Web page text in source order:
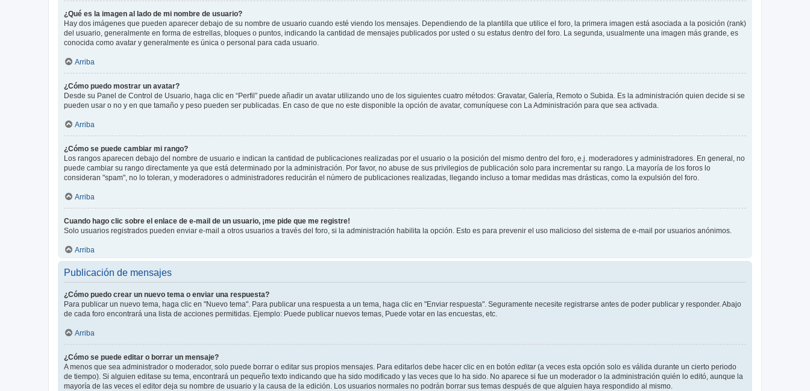
¿Qué es la imagen al lado de mi nombre de usuario?
Hay dos imágenes que pueden aparecer debajo de su nombre de usuario cuando esté viendo los mensajes. Dependiendo de la plantilla que utilice el foro, la primera imagen está asociada a la posición (rank)
del usuario, generalmente en forma de estrellas, bloques o puntos, indicando la cantidad de mensajes publicados por usted o su estatus dentro del foro. La segunda, usualmente una imagen más grande, es
conocida como avatar y generalmente es única o personal para cada usuario.
Arriba
¿Cómo puedo mostrar un avatar?
Desde su Panel de Control de Usuario, haga clic en “Perfil” puede añadir un avatar utilizando uno de los siguientes cuatro métodos: Gravatar, Galería, Remoto o Subida. Es la administración quien decide si se
pueden usar o no y en que tamaño y peso pueden ser publicadas. En caso de que no este disponible la opción de avatar, comuníquese con La Administración para que sea activada.
Arriba
¿Cómo se puede cambiar mi rango?
Los rangos aparecen debajo del nombre de usuario e indican la cantidad de publicaciones realizadas por el usuario o la posición del mismo dentro del foro, e.j. moderadores y administradores. En general, no
puede cambiar su rango directamente ya que está determinado por la administración. Por favor, no abuse de sus privilegios de publicación solo para incrementar su rango. La mayoría de los foros lo
consideran "spam", no lo toleran, y moderadores o administradores reducirán el número de publicaciones realizadas, llegando incluso a tomar medidas mas drásticas, como la expulsión del foro.
Arriba
Cuando hago clic sobre el enlace de e-mail de un usuario, ¡me pide que me registre!
Solo usuarios registrados pueden enviar e-mail a otros usuarios a través del foro, si la administración habilita la opción. Esto es para prevenir el uso malicioso del sistema de e-mail por usuarios anónimos.
Arriba
Publicación de mensajes
¿Cómo puedo crear un nuevo tema o enviar una respuesta?
Para publicar un nuevo tema, haga clic en "Nuevo tema". Para publicar una respuesta a un tema, haga clic en "Enviar respuesta". Seguramente necesite registrarse antes de poder publicar y responder. Abajo
de cada foro encontrará una lista de acciones permitidas. Ejemplo: Puede publicar nuevos temas, Puede votar en las encuestas, etc.
Arriba
¿Cómo se puede editar o borrar un mensaje?
A menos que sea administrador o moderador, solo puede borrar o editar sus propios mensajes. Para editarlos debe hacer clic en en botón editar(a veces esta opción solo es válida durante un cierto periodo
de tiempo). Si alguien editase su tema, encontrará un pequeño texto indicando que ha sido modificado y las veces que lo ha sido. No aparece si fue un moderador o la administración quién lo editó, aunque la
mayoría de las veces el editor deja su nombre de usuario y la causa de la edición. Los usuarios normales no podrán borrar sus temas después de que alguien haya respondido al mismo.